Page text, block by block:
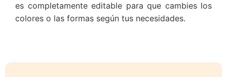
es completamente editable para que cambies los
colores o las formas según tus necesidades.